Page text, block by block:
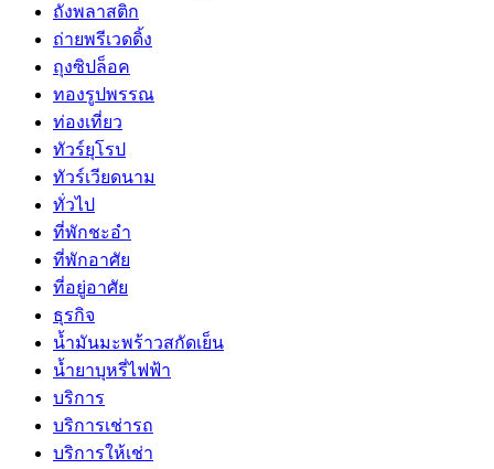
ถังพลาสติก
ถ่ายพรีเวดดิ้ง
ถุงซิปล็อค
ทองรูปพรรณ
ท่องเที่ยว
ทัวร์ยุโรป
ทัวร์เวียดนาม
ทั่วไป
ที่พักชะอำ
ที่พักอาศัย
ที่อยู่อาศัย
ธุรกิจ
น้ำมันมะพร้าวสกัดเย็น
น้ำยาบุหรี่ไฟฟ้า
บริการ
บริการเช่ารถ
บริการให้เช่า